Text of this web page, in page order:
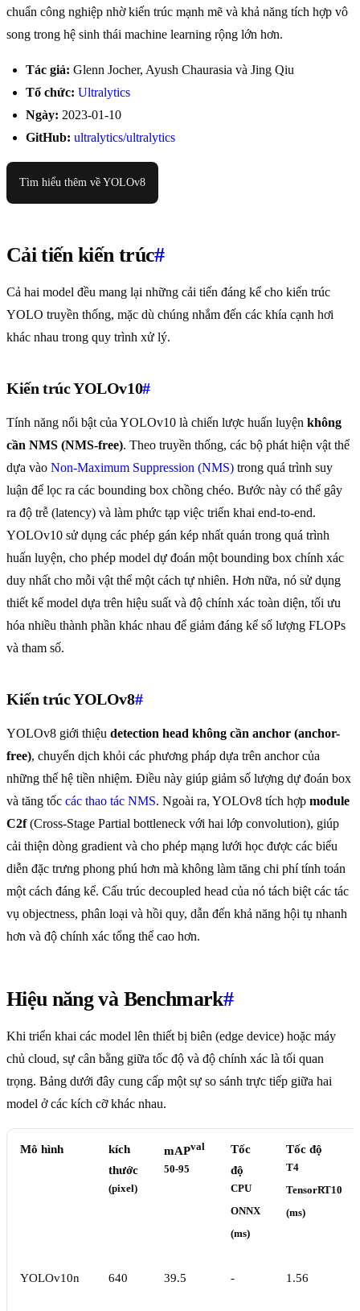
chuẩn công nghiệp nhờ kiến trúc mạnh mẽ và khả năng tích hợp vô
song trong hệ sinh thái machine learning rộng lớn hơn.
Tác giả: Glenn Jocher, Ayush Chaurasia và Jing Qiu
Tổ chức: Ultralytics
Ngày: 2023-01-10
GitHub: ultralytics/ultralytics
Tìm hiểu thêm về YOLOv8
Cải tiến kiến trúc#
Cả hai model đều mang lại những cải tiến đáng kể cho kiến trúc
YOLO truyền thống, mặc dù chúng nhắm đến các khía cạnh hơi
khác nhau trong quy trình xử lý.
Kiến trúc YOLOv10#
Tính năng nổi bật của YOLOv10 là chiến lược huấn luyện không
cần NMS (NMS-free). Theo truyền thống, các bộ phát hiện vật thể
dựa vào Non-Maximum Suppression (NMS) trong quá trình suy
luận để lọc ra các bounding box chồng chéo. Bước này có thể gây
ra độ trễ (latency) và làm phức tạp việc triển khai end-to-end.
YOLOv10 sử dụng các phép gán kép nhất quán trong quá trình
huấn luyện, cho phép model dự đoán một bounding box chính xác
duy nhất cho mỗi vật thể một cách tự nhiên. Hơn nữa, nó sử dụng
thiết kế model dựa trên hiệu suất và độ chính xác toàn diện, tối ưu
hóa nhiều thành phần khác nhau để giảm đáng kể số lượng FLOPs
và tham số.
Kiến trúc YOLOv8#
YOLOv8 giới thiệu detection head không cần anchor (anchor-
free), chuyển dịch khỏi các phương pháp dựa trên anchor của
những thế hệ tiền nhiệm. Điều này giúp giảm số lượng dự đoán box
và tăng tốc các thao tác NMS. Ngoài ra, YOLOv8 tích hợp module
C2f(Cross-Stage Partial bottleneck với hai lớp convolution), giúp
cải thiện dòng gradient và cho phép mạng lưới học được các biểu
diễn đặc trưng phong phú hơn mà không làm tăng chi phí tính toán
một cách đáng kể. Cấu trúc decoupled head của nó tách biệt các tác
vụ objectness, phân loại và hồi quy, dẫn đến khả năng hội tụ nhanh
hơn và độ chính xác tổng thể cao hơn.
Hiệu năng và Benchmark#
Khi triển khai các model lên thiết bị biên (edge device) hoặc máy
chủ cloud, sự cân bằng giữa tốc độ và độ chính xác là tối quan
trọng. Bảng dưới đây cung cấp một sự so sánh trực tiếp giữa hai
model ở các kích cỡ khác nhau.
Mô hình
kích
thước
(pixel)
mAPval
50-95
Tốc
độ
CPU
ONNX
(ms)
Tốc độ
T4
TensorRT10
(ms)
YOLOv10n 640 39.5 - 1.56